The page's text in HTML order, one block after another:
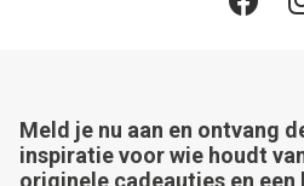
Meld je nu aan en ontvang
inspiratie voor wie houdt
originele cadeautjes en een